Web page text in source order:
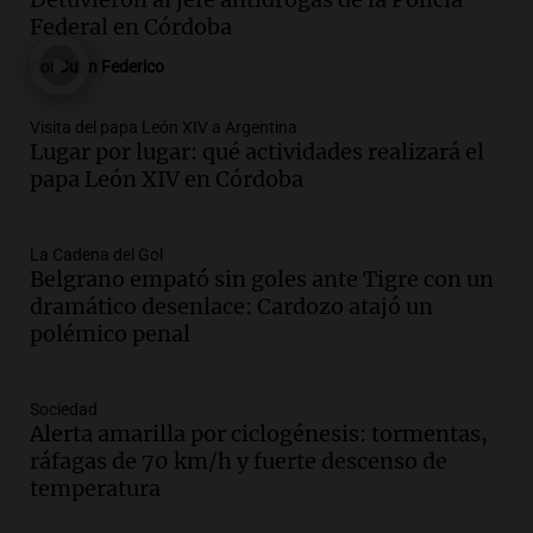
Redentor sigue cerrado
Episodios
en el proyecto de un puerto minero en
Rosario
Noticias Rosario
Audio.Detienen a comisario de la
Federal por caso de corrupción en
Córdoba y otros implicados
Panorama Federal
Audio.
en Córdoba: lluvias y viento fuerte para
hoy
Noticias
Federal en Córdoba
Juan Federico
Visita del papa León XIV a Argentina
Lugar por lugar: qué actividades realizará el
papa León XIV en Córdoba
La Cadena del Gol
Belgrano empató sin goles ante Tigre con un
dramático desenlace: Cardozo atajó un
polémico penal
Sociedad
Alerta amarilla por ciclogénesis: tormentas,
ráfagas de 70 km/h y fuerte descenso de
temperatura